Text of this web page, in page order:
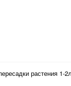
растения 1-